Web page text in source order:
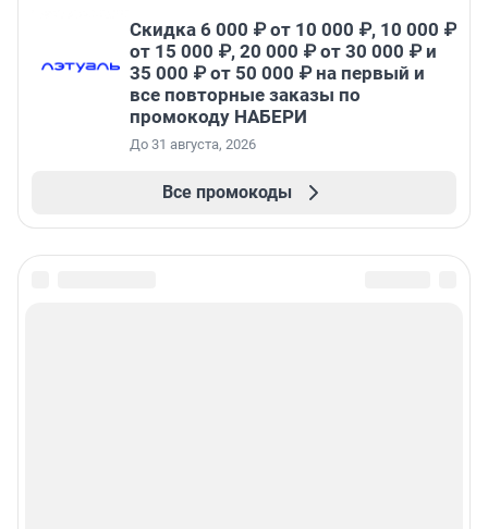
Скидка 6 000 ₽ от 10 000 ₽, 10 000 ₽
от 15 000 ₽, 20 000 ₽ от 30 000 ₽ и
35 000 ₽ от 50 000 ₽ на первый и
все повторные заказы по
промокоду НАБЕРИ
До 31 августа, 2026
Все промокоды